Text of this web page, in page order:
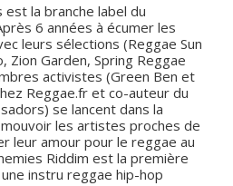
est la branche label du
6 années à écumer les
leurs sélections (Reggae Sun
Zion Garden, Spring Reggae
activistes (Green Ben et
Reggae.fr et co-auteur du
se lancent dans la
les artistes proches de
leur amour pour le reggae au
Riddim est la première
instru reggae hip-hop